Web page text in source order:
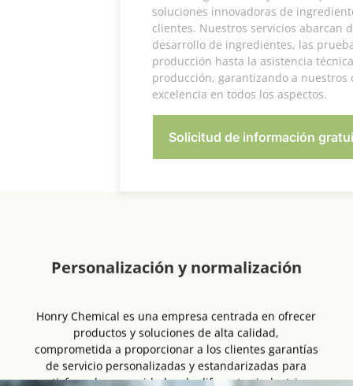
soluciones innovadoras de ingredientes a nuestros
clientes. Nuestros servicios abarcan desde el
desarrollo de ingredientes, las pruebas y la
producción hasta la asistencia técnica posterior a la
producción, garantizando a nuestros clientes la
excelencia en todos los aspectos.
Solicitud de información gratuita
Personalización y normalización
Honry Chemical es una empresa centrada en ofrecer
comprometida a proporcionar a los clientes garantías
de servicio personalizadas y estandarizadas para
satisfacer las necesidades de diferentes industrias.